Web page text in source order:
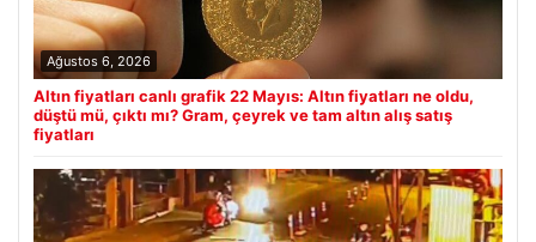
Ağustos 6, 2026
Altın fiyatları canlı grafik 22 Mayıs: Altın fiyatları ne oldu,
düştü mü, çıktı mı? Gram, çeyrek ve tam altın alış satış
fiyatları